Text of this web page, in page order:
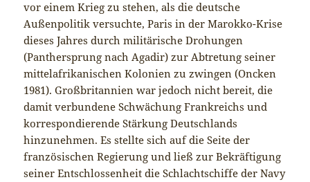
vor einem Krieg zu stehen, als die deutsche
Außenpolitik versuchte, Paris in der Marokko-Krise
dieses Jahres durch militärische Drohungen
(Panthersprung nach Agadir) zur Abtretung seiner
mittelafrikanischen Kolonien zu zwingen (Oncken
1981). Großbritannien war jedoch nicht bereit, die
damit verbundene Schwächung Frankreichs und
korrespondierende Stärkung Deutschlands
hinzunehmen. Es stellte sich auf die Seite der
französischen Regierung und ließ zur Bekräftigung
seiner Entschlossenheit die Schlachtschiffe der Navy